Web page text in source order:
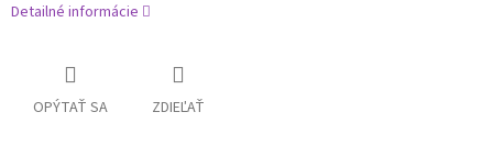
Detailné informácie
OPÝTAŤ SA ZDIEĽAŤ